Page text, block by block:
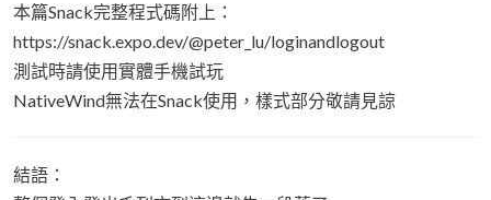
本篇Snack完整程式碼附上：
https://snack.expo.dev/@peter_lu/loginandlogout
測試時請使用實體手機試玩
NativeWind無法在Snack使用，樣式部分敬請見諒
結語：